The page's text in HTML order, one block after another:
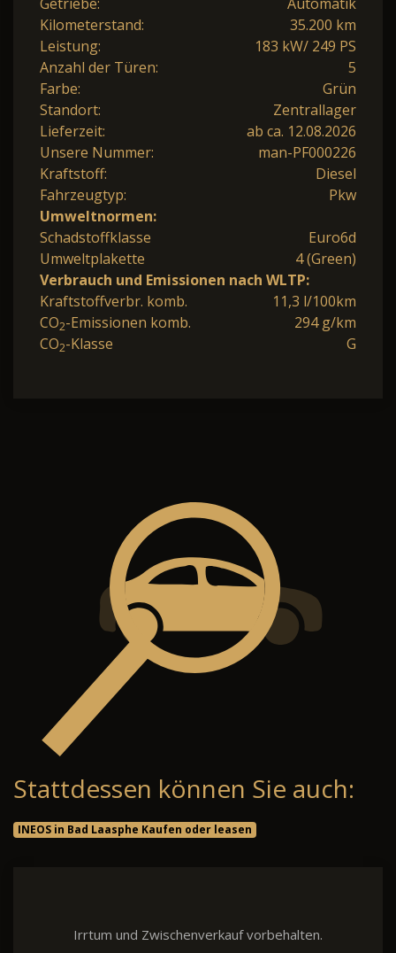
Kilometerstand:
35.200 km
Leistung:
183 kW/ 249 PS
Anzahl der Türen:
5
Farbe:
Grün
Standort:
Zentrallager
Lieferzeit:
ab ca. 12.08.2026
Unsere Nummer:
man-PF000226
Kraftstoff:
Diesel
Fahrzeugtyp:
Pkw
Umweltnormen:
Schadstoffklasse
Euro6d
Umweltplakette
4 (Green)
Verbrauch und Emissionen nach WLTP:
Kraftstoffverbr. komb.
11,3 l/100km
CO2-Emissionen komb.
294 g/km
CO2-Klasse G
Stattdessen können Sie auch:
INEOS in Bad Laasphe Kaufen oder leasen
Irrtum und Zwischenverkauf vorbehalten.